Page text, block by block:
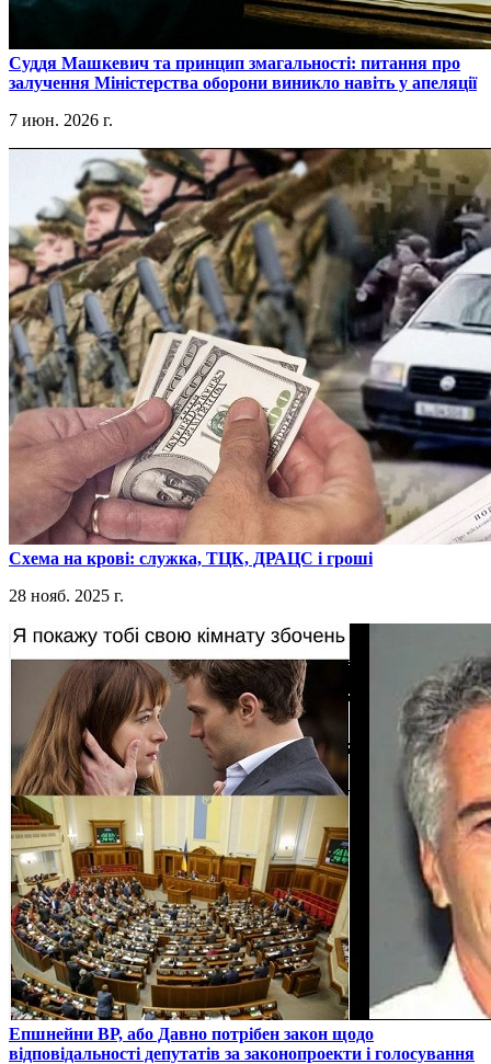
​Суддя Машкевич та принцип змагальності: питання про
залучення Міністерства оборони виникло навіть у апеляції
7 июн. 2026 г.
​Схема на крові: служка, ТЦК, ДРАЦС і гроші
28 нояб. 2025 г.
​Епшнейни ВР, або Давно потрібен закон щодо
відповідальності депутатів за законопроекти і голосування